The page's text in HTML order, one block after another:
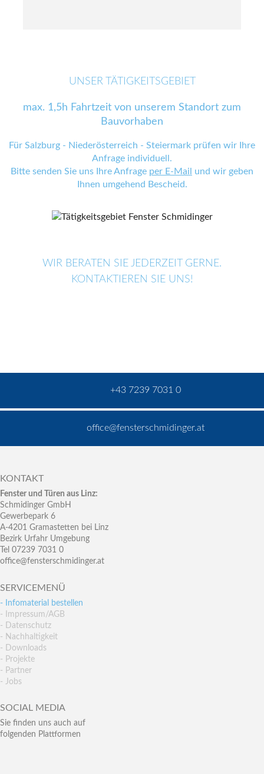
UNSER TÄTIGKEITSGEBIET
max. 1,5h Fahrtzeit von unserem Standort zum
Bauvorhaben
Für Salzburg - Niederösterreich - Steiermark prüfen wir Ihre
Anfrage individuell.
Bitte senden Sie uns Ihre Anfrage per E-Mail
und wir geben
Ihnen umgehend Bescheid.
WIR BERATEN SIE JEDERZEIT GERNE.
KONTAKTIEREN SIE UNS!
+43 7239 7031 0
office@fensterschmidinger.at
KONTAKT
Fenster und Türen aus Linz:
Schmidinger GmbH
Gewerbepark 6
A-4201 Gramastetten bei Linz
Bezirk Urfahr Umgebung
Tel 07239 7031 0
office@fensterschmidinger.at
SERVICEMENÜ
- Infomaterial bestellen
- Impressum/AGB
- Datenschutz
- Nachhaltigkeit
- Downloads
- Projekte
- Partner
- Jobs
SOCIAL MEDIA
Sie finden uns auch auf
folgenden Plattformen